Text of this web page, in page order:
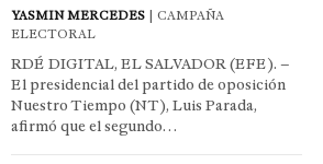
YASMIN MERCEDES | CAMPAÑA
ELECTORAL
RDÉ DIGITAL, EL SALVADOR (EFE). –
El presidencial del partido de oposición
Nuestro Tiempo (NT), Luis Parada,
afirmó que el segundo…